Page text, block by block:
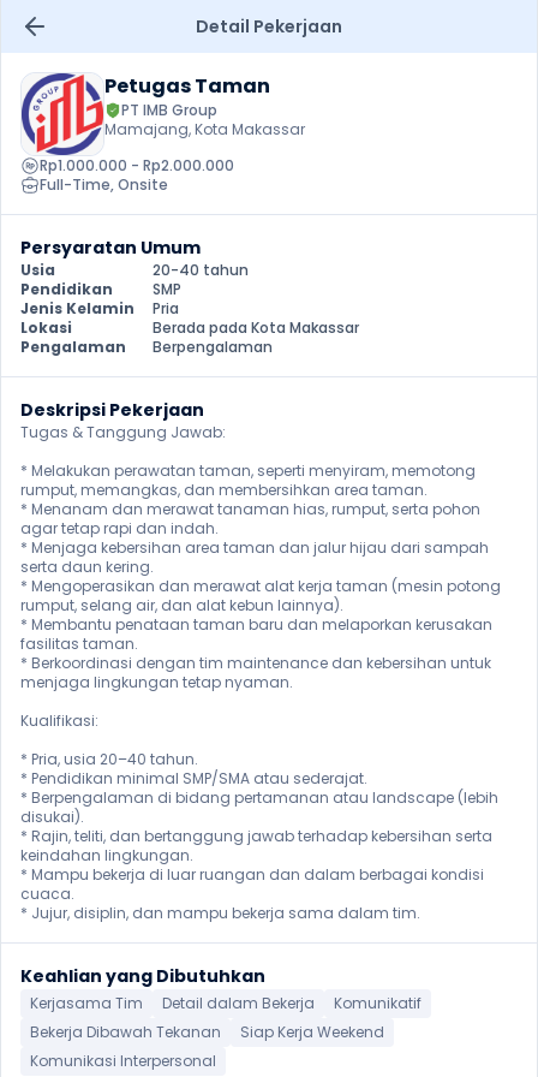
Detail Pekerjaan
Petugas Taman
PT IMB Group
Mamajang, Kota Makassar
Rp1.000.000 - Rp2.000.000
Full-Time, Onsite
Persyaratan Umum
Usia
20-40 tahun
Pendidikan
SMP
Jenis Kelamin
Pria
Lokasi
Berada pada Kota Makassar
Pengalaman
Berpengalaman
Deskripsi Pekerjaan
Tugas & Tanggung Jawab:
* Melakukan perawatan taman, seperti menyiram, memotong
rumput, memangkas, dan membersihkan area taman.
* Menanam dan merawat tanaman hias, rumput, serta pohon
agar tetap rapi dan indah.
* Menjaga kebersihan area taman dan jalur hijau dari sampah
serta daun kering.
* Mengoperasikan dan merawat alat kerja taman (mesin potong
rumput, selang air, dan alat kebun lainnya).
* Membantu penataan taman baru dan melaporkan kerusakan
fasilitas taman.
* Berkoordinasi dengan tim maintenance dan kebersihan untuk
menjaga lingkungan tetap nyaman.
Kualifikasi:
* Pria, usia 20–40 tahun.
* Pendidikan minimal SMP/SMA atau sederajat.
* Berpengalaman di bidang pertamanan atau landscape (lebih
disukai).
* Rajin, teliti, dan bertanggung jawab terhadap kebersihan serta
keindahan lingkungan.
* Mampu bekerja di luar ruangan dan dalam berbagai kondisi
cuaca.
* Jujur, disiplin, dan mampu bekerja sama dalam tim.
Keahlian yang Dibutuhkan
Kerjasama Tim Detail dalam Bekerja
Komunikatif
Bekerja Dibawah Tekanan
Siap Kerja Weekend
Komunikasi Interpersonal